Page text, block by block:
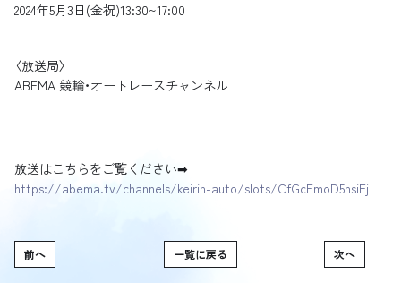
2024年5月3日(金祝)13:30~17:00
〈放送局〉
ABEMA 競輪・オートレースチャンネル
放送はこちらをご覧ください➡︎
https://abema.tv/channels/keirin-auto/slots/CfGcFmoD5nsiEj
前へ 一覧に戻る 次へ